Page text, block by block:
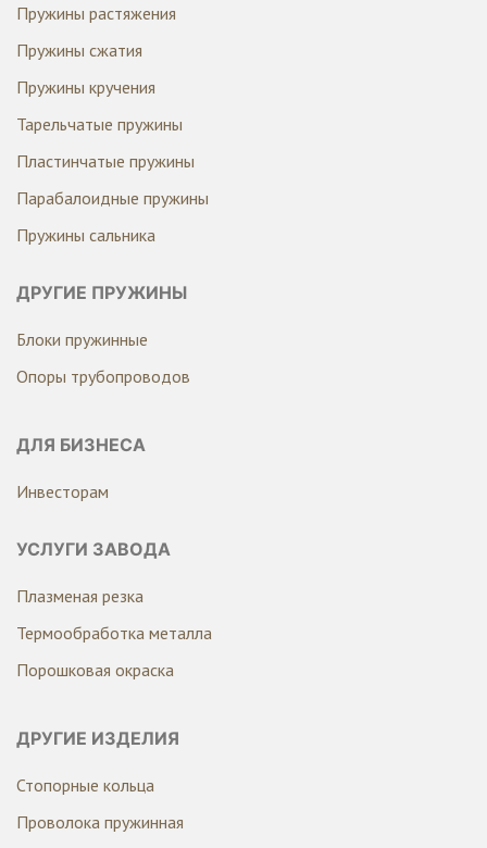
Пружины растяжения
Пружины сжатия
Пружины кручения
Тарельчатые пружины
Пластинчатые пружины
Парабалоидные пружины
Пружины сальника
ДРУГИЕ ПРУЖИНЫ
Блоки пружинные
Опоры трубопроводов
ДЛЯ БИЗНЕСА
Инвесторам
УСЛУГИ ЗАВОДА
Плазменая резка
Термообработка металла
Порошковая окраска
ДРУГИЕ ИЗДЕЛИЯ
Стопорные кольца
Проволока пружинная